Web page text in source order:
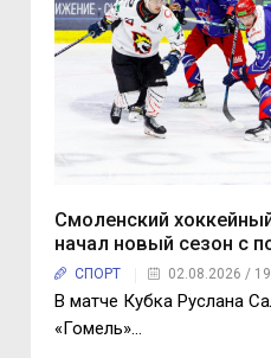
Смоленский
начал новый сезон с
СПОРТ 02.08.2026 /
В матче Кубка Руслана
«Гомель»…